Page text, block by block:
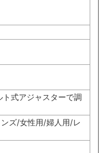
ト式アジャスターで調
ズ/女性用/婦人用/レ